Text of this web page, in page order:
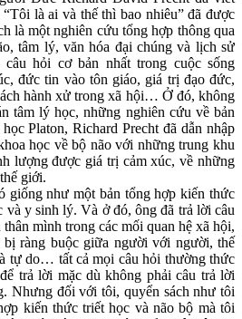
là ai và thế thì bao nhiêu” đã được
là một nghiên cứu tổng hợp thông qua
tâm lý, văn hóa đại chúng và lịch sử
hỏi cơ bản nhất trong cuộc sống
đức tin vào tôn giáo, giá trị đạo đức,
hành xử trong xã hội… Ở đó, không
tâm lý học, những nghiên cứu về bản
Platon, Richard Precht đã dẫn nhập
học về bộ não với những trung khu
lượng được giá trị cảm xúc, về những
giới.
giống như một bản tổng hợp kiến thức
và y sinh lý. Và ở đó, ông đã trả lời câu
mình trong các mối quan hệ xã hội,
ràng buộc giữa người với người, thế
tự do… tất cả mọi câu hỏi thường thức
trả lời mặc dù không phải câu trả lời
Nhưng đối với tôi, quyển sách như tôi
kiến thức triết học và não bộ mà tôi